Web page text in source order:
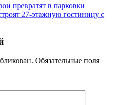
превратят в парковки
27-этажную гостиницу с
Обязательные поля